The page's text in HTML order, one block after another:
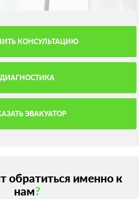
КОНСУЛЬТАЦИЮ
ДИАГНОСТИКА
ЭВАКУАТОР
обратиться именно к
нам?